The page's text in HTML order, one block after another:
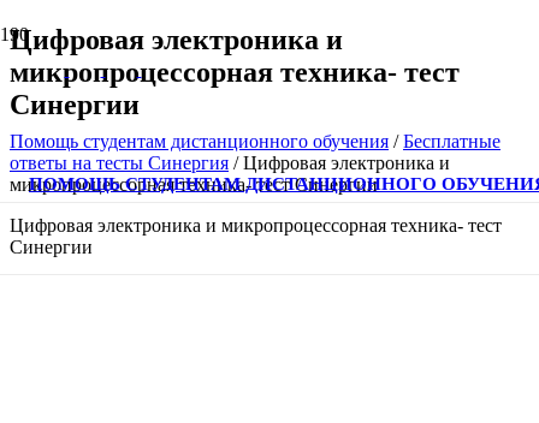
ПОМОЩЬ СТУДЕНТАМ ДИСТАНЦИОННОГО
Цифровая электроника и
микропроцессорная техника- тест
Синергии
Помощь студентам дистанционного обучения /Бесплатные
ответы на тесты Синергия /Цифровая электроника и
микропроцессорная техника- тест Синергии
Цифровая электроника и микропроцессорная техника- тест
Синергии